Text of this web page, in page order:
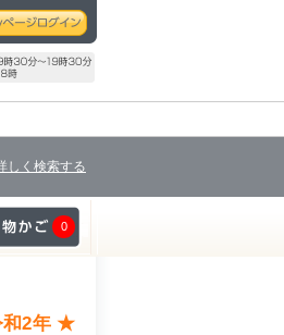
しく検索する
0
和2年 ★